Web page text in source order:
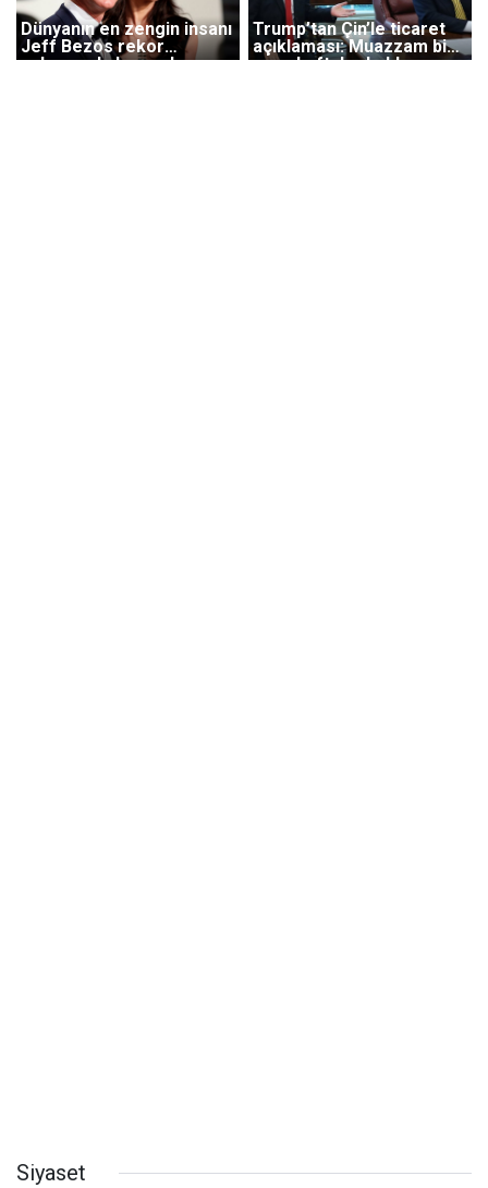
Dünyanın en zengin insanı
Jeff Bezos rekor
anlaşmayla boşandı
Trump’tan Çin’le ticaret
açıklaması: Muazzam bir
şeye haftalar kaldı
Siyaset